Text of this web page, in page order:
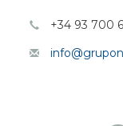
+34 93 700